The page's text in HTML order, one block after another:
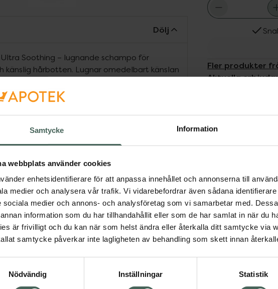
Samtycke Information
webbplats använder cookies
enhetsidentifierare för att anpassa innehållet och annonserna till
medier och analysera vår trafik. Vi vidarebefordrar även sådana
sociala medier och annons- och analysföretag som vi samarbetar med.
information som du har tillhandahållit eller som de har samlat in när du
är frivilligt och du kan när som helst ändra eller återkalla ditt samtycke via
samtycke påverkar inte lagligheten av behandling som skett innan
Nödvändig
Inställningar Statistik
Fler produkter
Aktuella
4.8 av 5 i
Vichy
soothing
Schampo för
ml
Pris
155
Dölj
Ultra Soothing – lugnande schampo för
hårbotten. Lugnar omedelbart känslan
med upp till 48 timmars effekt*. Berikat
komplex, glycerin och pantenol som rengör
och skadat hår. Gör håret glänsande
att det blir mer lätthanterligt.
Visa